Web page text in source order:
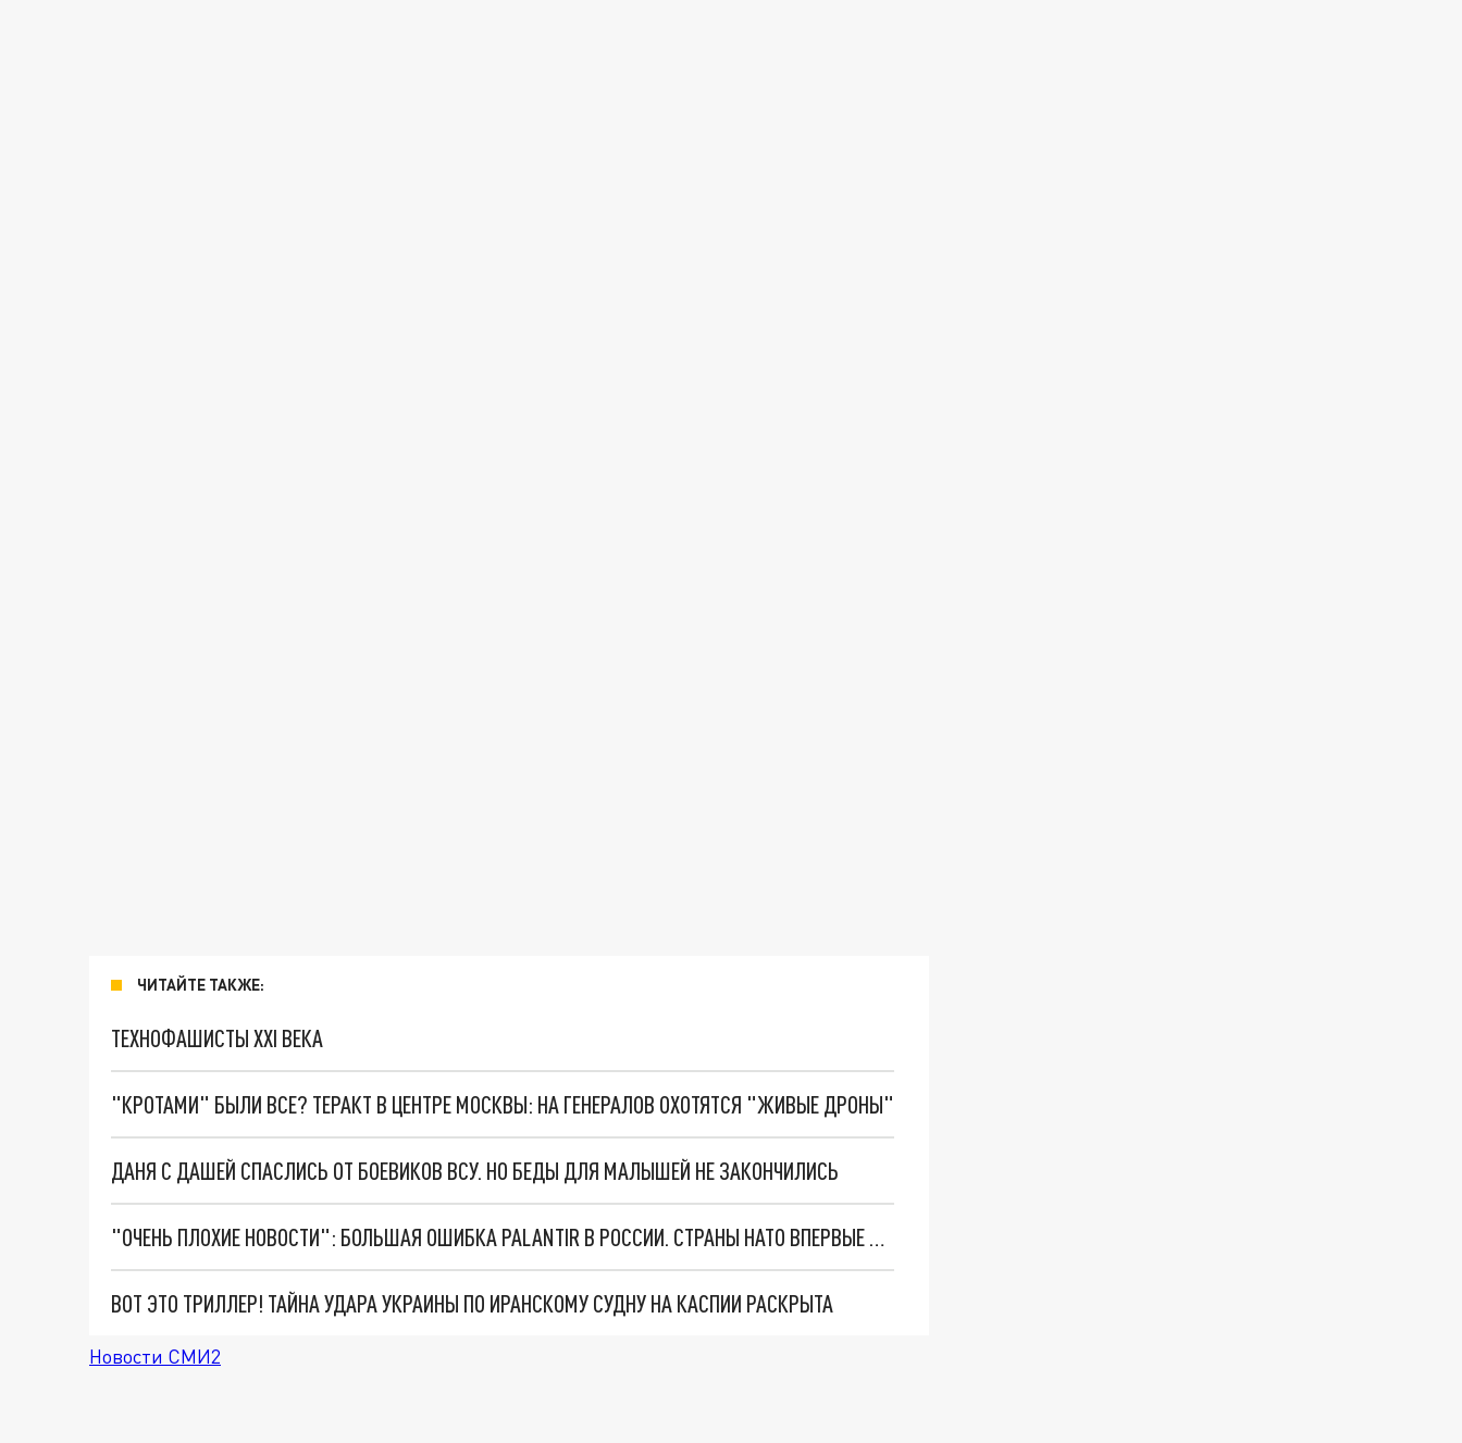
ЧИТАЙТЕ ТАКЖЕ:
ТЕХНОФАШИСТЫ XXI ВЕКА
"КРОТАМИ" БЫЛИ ВСЕ? ТЕРАКТ В ЦЕНТРЕ МОСКВЫ: НА ГЕНЕРАЛОВ ОХОТЯТСЯ "ЖИВЫЕ ДРОНЫ"
ДАНЯ С ДАШЕЙ СПАСЛИСЬ ОТ БОЕВИКОВ ВСУ. НО БЕДЫ ДЛЯ МАЛЫШЕЙ НЕ ЗАКОНЧИЛИСЬ
"ОЧЕНЬ ПЛОХИЕ НОВОСТИ": БОЛЬШАЯ ОШИБКА PALANTIR В РОССИИ. СТРАНЫ НАТО ВПЕРВЫЕ ЗА СВО ОСТАНОВИЛИ ПОСТАВКИ ОРУЖИЯ. ВСУ ТЕРЯЮТ ПРИГРАНИЧЬЕ?
ВОТ ЭТО ТРИЛЛЕР! ТАЙНА УДАРА УКРАИНЫ ПО ИРАНСКОМУ СУДНУ НА КАСПИИ РАСКРЫТА
Новости СМИ2